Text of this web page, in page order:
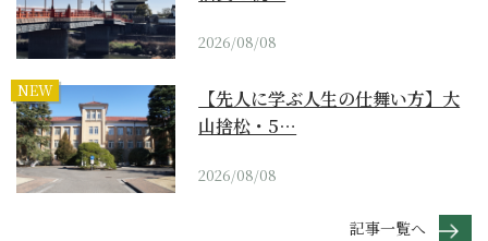
2026/08/08
NEW
【先人に学ぶ人生の仕舞い方】大
山捨松・5…
2026/08/08
記事一覧へ